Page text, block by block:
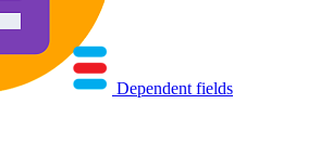
Dependent fields